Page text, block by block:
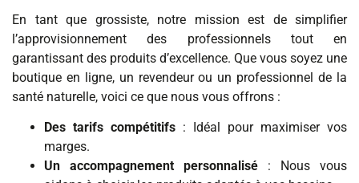
En tant que grossiste, notre mission est de simplifier
l’approvisionnement des professionnels tout en
garantissant des produits d’excellence. Que vous soyez une
boutique en ligne, un revendeur ou un professionnel de la
santé naturelle, voici ce que nous vous offrons :
Des tarifs compétitifs : Idéal pour maximiser vos
marges.
Un accompagnement personnalisé : Nous vous